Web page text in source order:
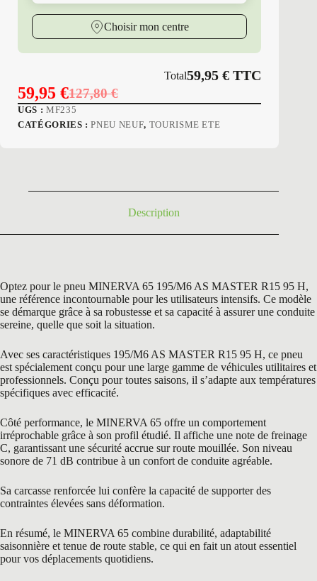
Choisir mon centre
Total59,95€ TTC
127,80€
Le
prix
59,95 €Le
prix
UGS : MF235
CATÉGORIES :PNEU NEUF, TOURISME ETE
Description
Optez pour le pneu MINERVA 65 195/M6 AS MASTER R15 95 H,
une référence incontournable pour les utilisateurs intensifs. Ce modèle
se démarque grâce à sa robustesse et sa capacité à assurer une conduite
sereine, quelle que soit la situation.
Avec ses caractéristiques 195/M6 AS MASTER R15 95 H, ce pneu
est spécialement conçu pour une large gamme de véhicules utilitaires et
professionnels. Conçu pour toutes saisons, il s’adapte aux températures
spécifiques avec efficacité.
Côté performance, le MINERVA 65 offre un comportement
irréprochable grâce à son profil étudié. Il affiche une note de freinage
C, garantissant une sécurité accrue sur route mouillée. Son niveau
sonore de 71 dB contribue à un confort de conduite agréable.
Sa carcasse renforcée lui confère la capacité de supporter des
contraintes élevées sans déformation.
En résumé, le MINERVA 65 combine durabilité, adaptabilité
saisonnière et tenue de route stable, ce qui en fait un atout essentiel
pour vos déplacements quotidiens.